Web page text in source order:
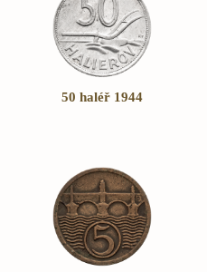
50 haléř 1944